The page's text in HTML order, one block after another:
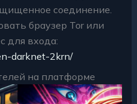
соединение.
браузер Tor или
для входа:
darknet-2krn/
на платформе